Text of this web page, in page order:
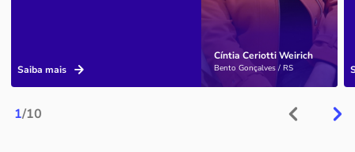
1/10
Cíntia Ceriotti Weirich
Bento Gonçalves / RS
Saiba mais